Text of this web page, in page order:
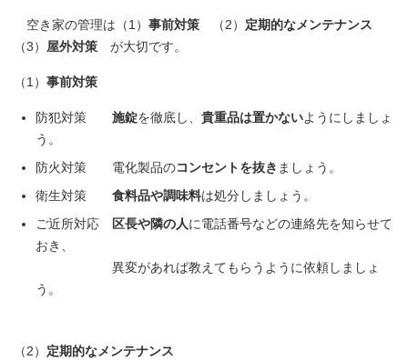
空き家の管理は（1） 事前対策 （2） 定期的なメンテナンス
（3） 屋外対策 が大切です。
（1） 事前対策
防犯対策 施錠を徹底し、 貴重品は置かないようにしましょ
う。
防火対策 電化製品のコンセントを抜き ましょう。
衛生対策 食料品や調味料は処分しましょう。
ご近所対応 区長や隣の人 に電話番号などの連絡先を知らせて
おき、
異変があれば教えてもらうように依頼しましょ
う。
（2） 定期的なメンテナンス